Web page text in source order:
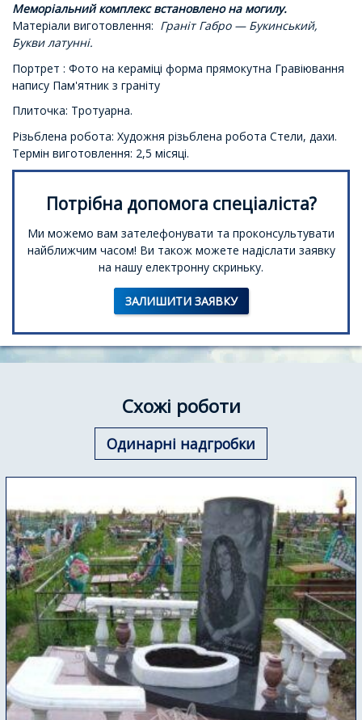
Меморіальний комплекс встановлено на могилу.
Матеріали виготовлення: Граніт Габро — Букинський,
Букви латунні.
Портрет : Фото на кераміці форма прямокутна Гравіювання
напису Пам'ятник з граніту
Плиточка: Тротуарна.
Різьблена робота: Художня різьблена робота Стели, дахи.
Термін виготовлення: 2,5 місяці.
Потрібна допомога спеціаліста?
Ми можемо вам зателефонувати та проконсультувати
найближчим часом! Ви також можете надіслати заявку
на нашу електронну скриньку.
ЗАЛИШИТИ ЗАЯВКУ
Схожі роботи
Одинарні надгробки